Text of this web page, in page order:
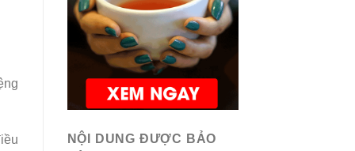
NỘI DUNG ĐƯỢC BẢO